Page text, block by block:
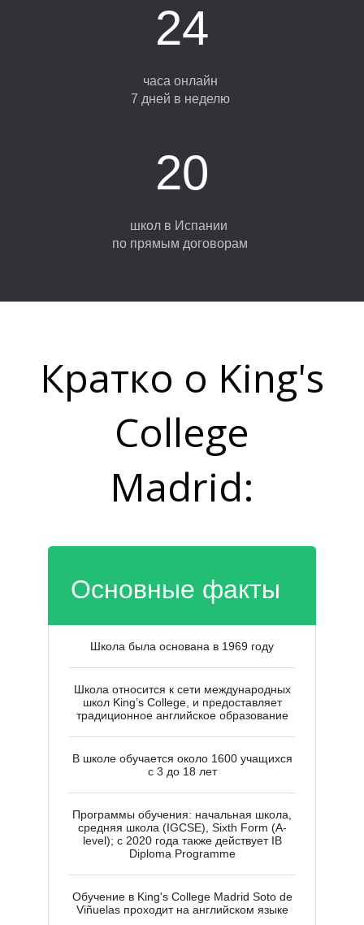
М
Ы
24
часа онлайн
7 дней в неделю
20
школ в Испании
по прямым договорам
Кратко о King's
College
Madrid:
Основные факты
Школа была основана в 1969 году
Школа относится к сети международных
школ King’s College, и предоставляет
традиционное английское образование
В школе обучается около 1600 учащихся
с 3 до 18 лет
Программы обучения: начальная школа,
средняя школа (IGCSE), Sixth Form (A-
level); с 2020 года также действует IB
Diploma Programme
Обучение в King's College Madrid Soto de
Viñuelas проходит на английском языке